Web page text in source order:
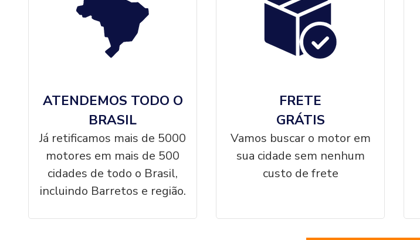
ATENDEMOS TODO O
BRASIL
Já retificamos mais de 5000
motores em mais de 500
cidades de todo o Brasil,
incluindo Barretos e região.
FRETE
GRÁTIS
Vamos buscar o motor em
sua cidade sem nenhum
custo de frete